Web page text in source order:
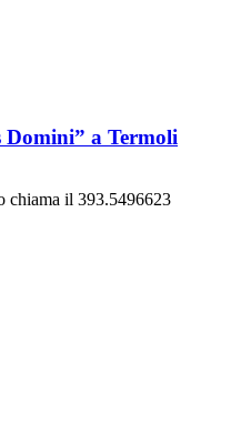
Domini” a Termoli
chiama il 393.5496623